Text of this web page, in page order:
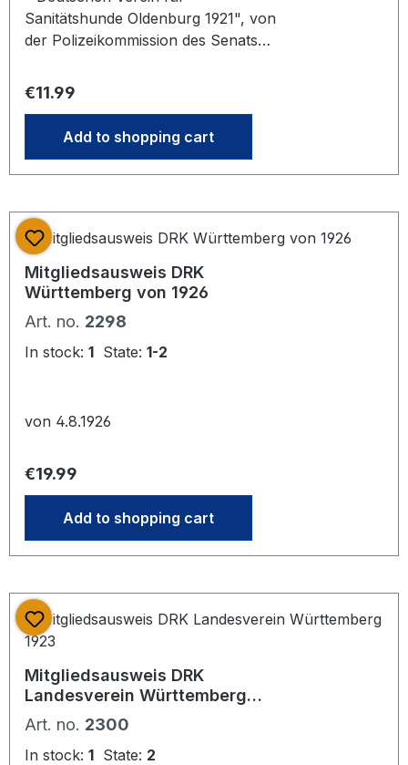
Sanitätshunde Oldenburg 1921", von
der Polizeikommission des Senats
Anschaffung für Führerhunde für
steht stellvertretend für unseren
Bestand an gleichwertigen Artikeln
gleichen Zustands. Mehrere bei
bei Lieferung zu Abweichungen zum
Foto kommen
Regular price:
€11.99
Add to shopping cart
Mitgliedsausweis DRK
Württemberg von 1926
Art. no. 2298
In stock: 1 State: 1-2
von 4.8.1926
Regular price:
€19.99
Add to shopping cart
Mitgliedsausweis DRK
Landesverein Württemberg
1923
Art. no. 2300
In stock: 1 State: 2